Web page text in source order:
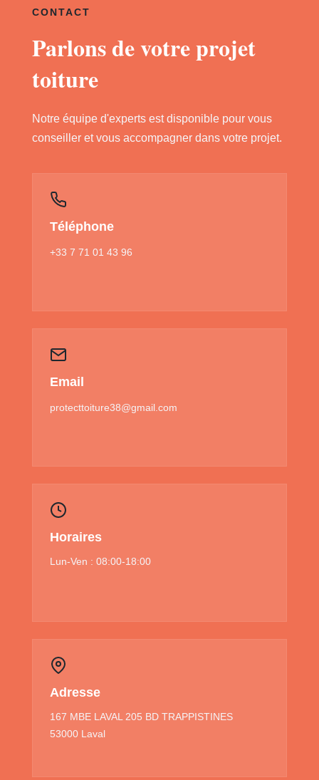
CONTACT
Parlons de votre projet
toiture
Notre équipe d'experts est disponible pour vous
conseiller et vous accompagner dans votre projet.
Téléphone
+33 7 71 01 43 96
Email
protecttoiture38@gmail.com
Horaires
Lun-Ven : 08:00-18:00
Adresse
167 MBE LAVAL 205 BD TRAPPISTINES
53000 Laval